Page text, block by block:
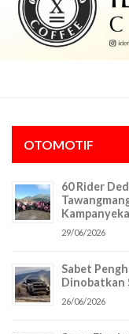
OTOMOTIF
60 Rider
29/06/2026
Sabet
Dinobatkan
26/06/2026